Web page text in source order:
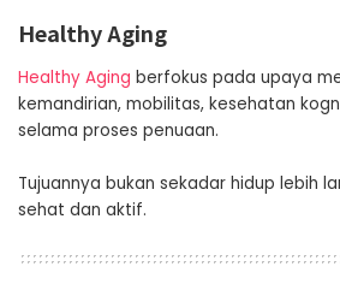
Healthy Aging
Healthy Aging berfokus pada upaya
kemandirian, mobilitas, kesehatan
selama proses penuaan.
Tujuannya bukan sekadar hidup lebih
sehat dan aktif.